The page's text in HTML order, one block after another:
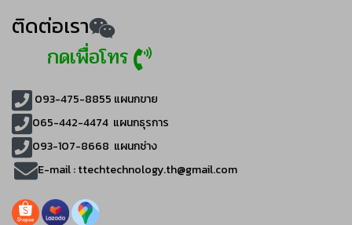
ติดต่อเรา
กดเพื่อโทร
093-475-8855 แผนกขาย
065-442-4474 แผนกธุรการ
093-107-8668 แผนกช่าง
E-mail :ttechtechnology.th@gmail.com